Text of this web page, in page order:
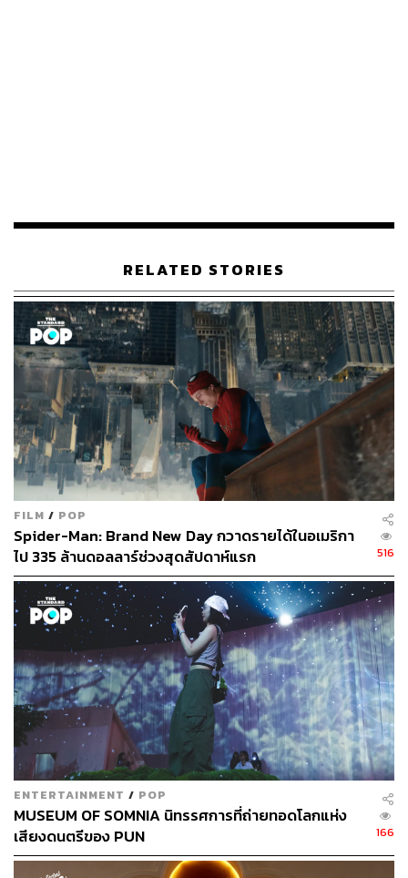
ภาค: Rurouni Kenshin: Origins (2012)
ได้รับรางวัล Space Shower Music Video Awards
สาขา Best Your Choice
ได้รับรางวัล MTV Video Music Awards Japan สาขา
Best Rock Video และ Best Song From a Film
ติดอันดับที่ 2 บนชาร์ต Billboard Japan Hot 100 ในปี
2012 และอยู่ในชาร์ตนานถึง 45 สัปดาห์
ติดอันดับที่ 5 บนชาร์ต Oricon ในปี 2012 และอยู่ในชาร์
ตนานถึง 20 สัปดาห์
มิวสิกวิดีโอ The Beginning คือมิวสิกวิดีโอของ One
Ok Rock ที่มีผู้เข้าชมมากที่สุดถึง 177 ล้านครั้ง (15
มิถุนายน)
ฟังเพลงได้ที่นี่
2. Mighty Long Fall
RELATED STORIES
FILM / POP
Spider-Man: Brand New Day กวาดรายได้ในอเมริกา
ไป 335 ล้านดอลลาร์ช่วงสุดสัปดาห์แรก
516
ENTERTAINMENT / POP
MUSEUM OF SOMNIA นิทรรศการที่ถ่ายทอดโลกแห่ง
เสียงดนตรีของ PUN
166